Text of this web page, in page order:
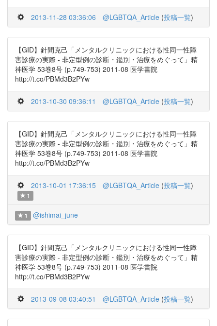
2013-11-28 03:36:06 @LGBTQA_Article (投稿一覧)
【GID】針間克己「メンタルクリニックにおける性同一性障
害診療の実際 - 非定型例の診断・鑑別・治療をめぐって」精
神医学 53巻8号 (p.749-753) 2011-08 医学書院
http://t.co/PBMd3B2PYw
2013-10-30 09:36:11 @LGBTQA_Article (投稿一覧)
【GID】針間克己「メンタルクリニックにおける性同一性障
害診療の実際 - 非定型例の診断・鑑別・治療をめぐって」精
神医学 53巻8号 (p.749-753) 2011-08 医学書院
http://t.co/PBMd3B2PYw
2013-10-01 17:36:15 @LGBTQA_Article (投稿一覧)
1
1 @ishimai_june
【GID】針間克己「メンタルクリニックにおける性同一性障
害診療の実際 - 非定型例の診断・鑑別・治療をめぐって」精
神医学 53巻8号 (p.749-753) 2011-08 医学書院
http://t.co/PBMd3B2PYw
2013-09-08 03:40:51 @LGBTQA_Article (投稿一覧)